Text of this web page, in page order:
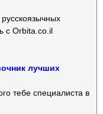
с Orbita.co.il
лучших
тебе специалиста в